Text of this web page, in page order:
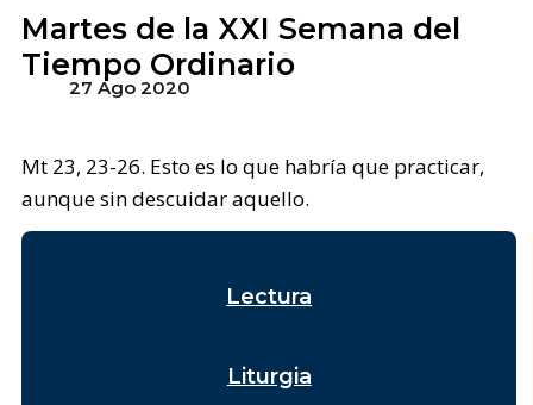
Martes de la XXI Semana del
Tiempo Ordinario
27 Ago 2020
Mt 23, 23-26. Esto es lo que habría que practicar,
aunque sin descuidar aquello.
Lectura
Liturgia